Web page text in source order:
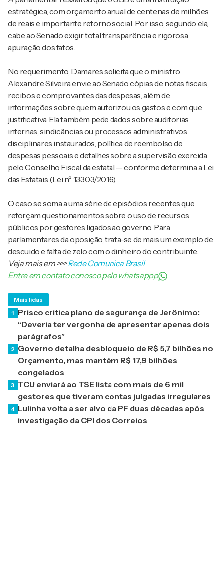
estratégica, com orçamento anual de centenas de milhões
de reais e importante retorno social. Por isso, segundo ela,
cabe ao Senado exigir total transparência e rigorosa
apuração dos fatos.
No requerimento, Damares solicita que o ministro
Alexandre Silveira envie ao Senado cópias de notas fiscais,
recibos e comprovantes das despesas, além de
informações sobre quem autorizou os gastos e com que
justificativa. Ela também pede dados sobre auditorias
internas, sindicâncias ou processos administrativos
disciplinares instaurados, política de reembolso de
despesas pessoais e detalhes sobre a supervisão exercida
pelo Conselho Fiscal da estatal — conforme determina a Lei
das Estatais (Lei nº 13.303/2016).
O caso se soma a uma série de episódios recentes que
reforçam questionamentos sobre o uso de recursos
públicos por gestores ligados ao governo. Para
parlamentares da oposição, trata-se de mais um exemplo de
descuido e falta de zelo com o dinheiro do contribuinte.
Veja mais em>>>Rede Comunica Brasil
Entre em contato conosco pelo whatsappp
Mais lidas
1 Prisco critica plano de segurança de Jerônimo:
“Deveria ter vergonha de apresentar apenas dois
parágrafos”
2 Governo detalha desbloqueio de R$ 5,7 bilhões no
Orçamento, mas mantém R$ 17,9 bilhões
congelados
3 TCU enviará ao TSE lista com mais de 6 mil
gestores que tiveram contas julgadas irregulares
4 Lulinha volta a ser alvo da PF duas décadas após
investigação da CPI dos Correios